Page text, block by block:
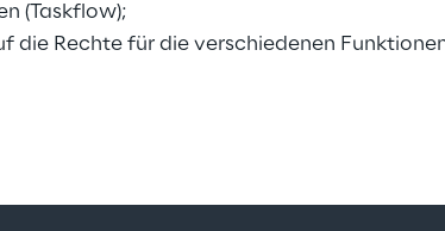
(Taskflow);
die Rechte für die verschiedenen